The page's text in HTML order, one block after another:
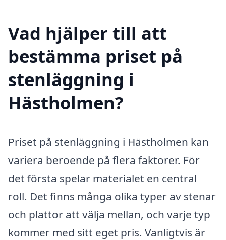
Vad hjälper till att
bestämma priset på
stenläggning i
Hästholmen?
Priset på stenläggning i Hästholmen kan
variera beroende på flera faktorer. För
det första spelar materialet en central
roll. Det finns många olika typer av stenar
och plattor att välja mellan, och varje typ
kommer med sitt eget pris. Vanligtvis är